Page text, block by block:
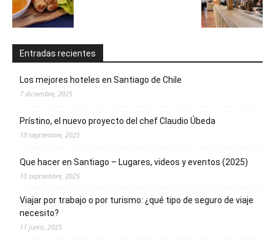
Entradas recientes
Los mejores hoteles en Santiago de Chile
7 diciembre, 2025
Prístino, el nuevo proyecto del chef Claudio Úbeda
10 septiembre, 2025
Que hacer en Santiago – Lugares, videos y eventos (2025)
10 septiembre, 2025
Viajar por trabajo o por turismo: ¿qué tipo de seguro de viaje
necesito?
11 junio, 2025